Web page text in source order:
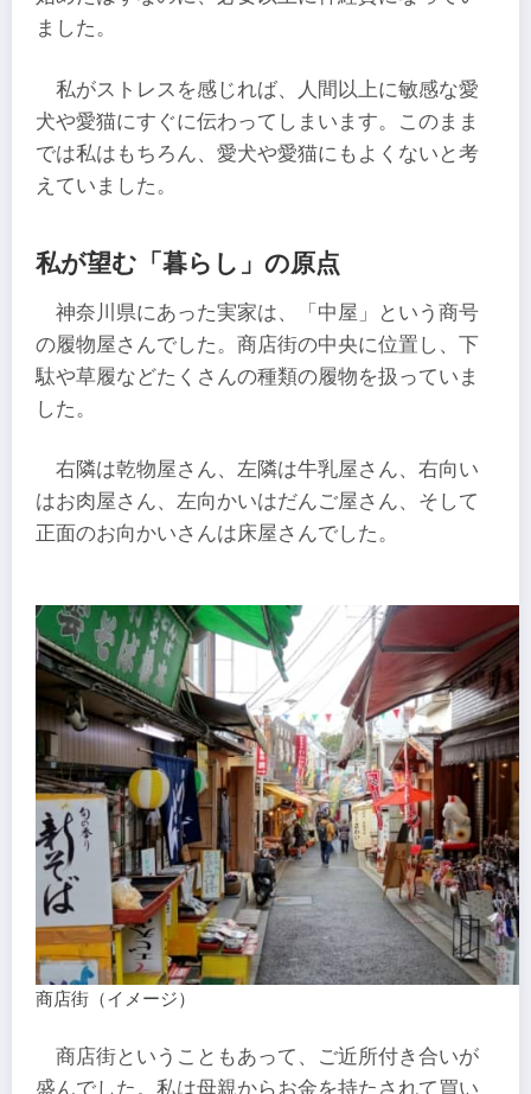
ました。
私がストレスを感じれば、人間以上に敏感な愛
犬や愛猫にすぐに伝わってしまいます。このまま
では私はもちろん、愛犬や愛猫にもよくないと考
えていました。
私が望む「暮らし」の原点
神奈川県にあった実家は、「中屋」という商号
の履物屋さんでした。商店街の中央に位置し、下
駄や草履などたくさんの種類の履物を扱っていま
した。
右隣は乾物屋さん、左隣は牛乳屋さん、右向い
はお肉屋さん、左向かいはだんご屋さん、そして
正面のお向かいさんは床屋さんでした。
商店街（イメージ）
商店街ということもあって、ご近所付き合いが
盛んでした。私は母親からお金を持たされて買い